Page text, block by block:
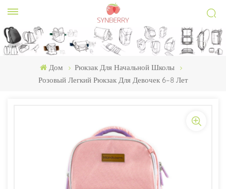
Дом
Рюкзак Для Начальной Школы
Розовый Легкий Рюкзак Для Девочек 6–8 Лет